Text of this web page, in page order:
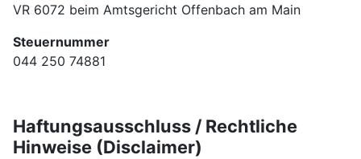
VR 6072 beim Amtsgericht Offenbach am Main
Steuernummer
044 250 74881
Haftungsausschluss / Rechtliche
Hinweise (Disclaimer)